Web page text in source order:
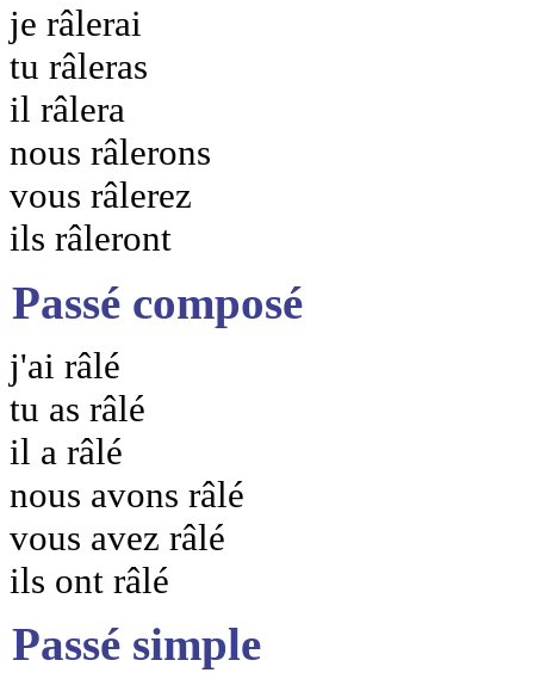
je râlerai
tu râleras
il râlera
nous râlerons
vous râlerez
ils râleront
Passé composé
j'ai râlé
tu as râlé
il a râlé
nous avons râlé
vous avez râlé
ils ont râlé
Passé simple